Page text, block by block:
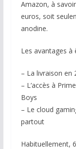
Amazon, à
euros, soit
anodine.
Les avantages à
– La livraison en
– L’accès à
Boys
– Le cloud
partout
Habituellement,